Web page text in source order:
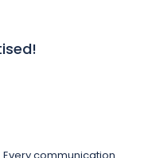
communication